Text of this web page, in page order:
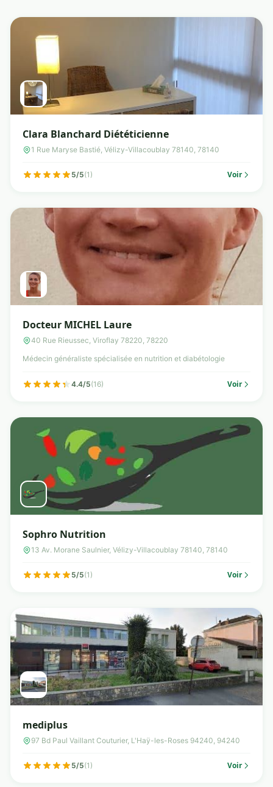
Clara Blanchard Diététicienne
1 Rue Maryse Bastié, Vélizy-Villacoublay 78140, 78140
5/5(1) Voir
Docteur MICHEL Laure
40 Rue Rieussec, Viroflay 78220, 78220
Médecin généraliste spécialisée en nutrition et diabétologie
4.4/5(16) Voir
Sophro Nutrition
13 Av. Morane Saulnier, Vélizy-Villacoublay 78140, 78140
5/5(1) Voir
mediplus
97 Bd Paul Vaillant Couturier, L'Haÿ-les-Roses 94240, 94240
5/5(1) Voir